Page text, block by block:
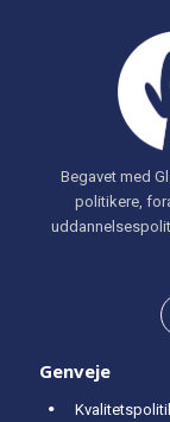
Begavet med
politikere,
Genveje